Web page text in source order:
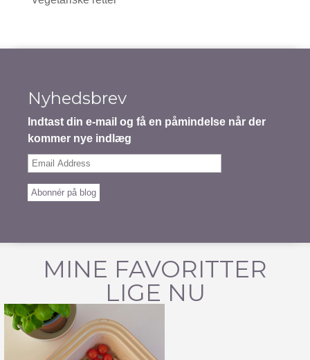
Nyhedsbrev
Indtast din e-mail og få en påmindelse når der
kommer nye indlæg
Email
Abonnér på blog
MINE FAVORITTER
LIGE NU